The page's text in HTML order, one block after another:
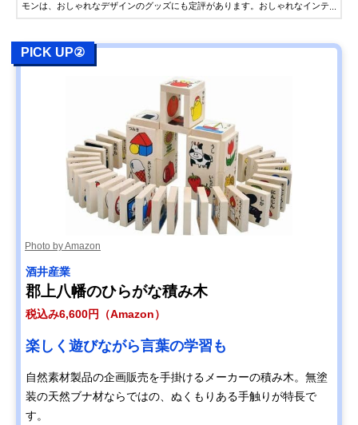
モンは、おしゃれなデザインのグッズにも定評があります。おしゃれなインテ
PICK UP②
Photo by Amazon
酒井産業
郡上八幡のひらがな積み木
税込み6,600円（Amazon）
楽しく遊びながら言葉の学習も
自然素材製品の企画販売を手掛けるメーカーの積み木。無塗
装の天然ブナ材ならではの、ぬくもりある手触りが特長で
す。